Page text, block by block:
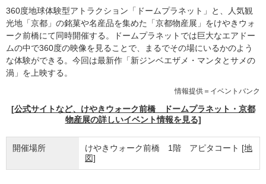
360度地球体験型アトラクション「ドームプラネット」と、人気観
光地「京都」の銘菓や名産品を集めた「京都物産展」をけやきウォ
ーク前橋にて同時開催する。ドームプラネットでは巨大なエアドー
ムの中で360度の映像を見ることで、まるでその場にいるかのよう
な体験ができる。今回は最新作「新ジンベエザメ・マンタとサメの
渦」を上映する。
情報提供＝イベントバンク
[公式サイトなど、けやきウォーク前橋 ドームプラネット・京都
物産展の詳しいイベント情報を見る]
開催場所 けやきウォーク前橋 1階 アピタコート [地
図]